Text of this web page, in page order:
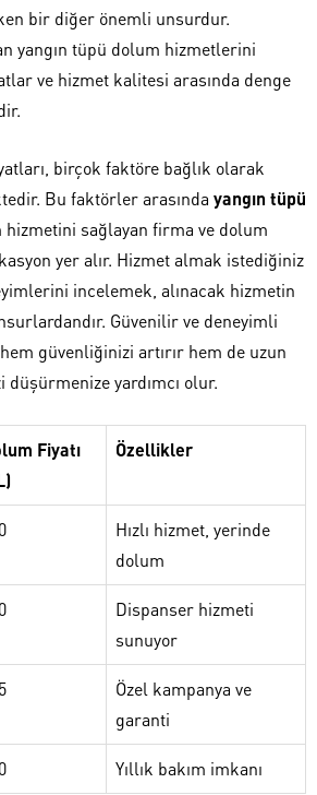
bir diğer önemli unsurdur.
yangın tüpü dolum hizmetlerini
ve hizmet kalitesi arasında denge
birçok faktöre bağlık olarak
Bu faktörler arasında yangın tüpü
sağlayan firma ve dolum
yer alır. Hizmet almak istediğiniz
incelemek, alınacak hizmetin
Güvenilir ve deneyimli
güvenliğinizi artırır hem de uzun
yardımcı olur.
Fiyatı
Özellikler
Hızlı hizmet, yerinde
dolum
Dispanser hizmeti
sunuyor
Özel kampanya ve
garanti
Yıllık bakım imkanı